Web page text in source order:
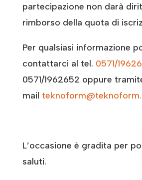
partecipazione non darà
rimborso della quota di
Per qualsiasi informazione
contattarci al tel. 0571/
0571/1962652 oppure
mail
L’occasione è gradita per
saluti.